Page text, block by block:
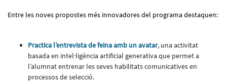
Entre les noves propostes més innovadores del programa destaquen:
Practica l’entrevista de feina amb un avatar, una activitat
basada en intel·ligència artificial generativa que permet a
l’alumnat entrenar les seves habilitats comunicatives en
processos de selecció.